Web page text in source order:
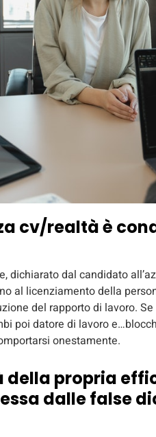
cv/realtà è
dichiarato dal candidato
al licenziamento della
del rapporto di lavoro.
poi datore di lavoro
onestamente.
della propria
dalle false